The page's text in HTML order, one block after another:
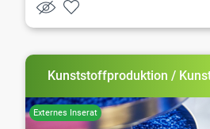
Kunststoffproduktion /